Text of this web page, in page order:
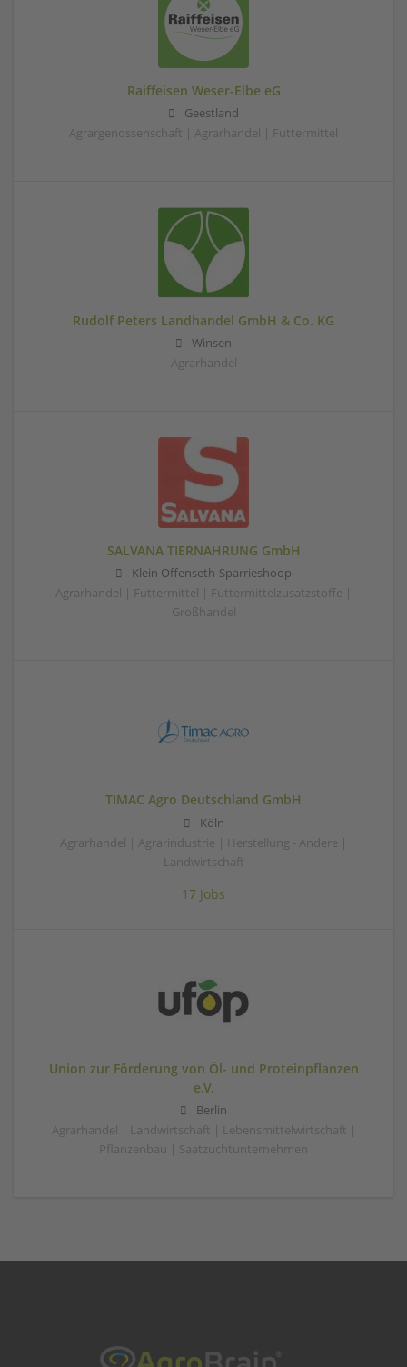
Raiffeisen Weser-Elbe eG
Geestland
Agrargenossenschaft | Agrarhandel | Futtermittel
Rudolf Peters Landhandel GmbH & Co. KG
Winsen
Agrarhandel
SALVANA TIERNAHRUNG GmbH
Klein Offenseth-Sparrieshoop
Agrarhandel | Futtermittel | Futtermittelzusatzstoffe |
Großhandel
TIMAC Agro Deutschland GmbH
Köln
Agrarhandel | Agrarindustrie | Herstellung - Andere |
Landwirtschaft
17 Jobs
Union zur Förderung von Öl- und Proteinpflanzen
e.V.
Berlin
Agrarhandel | Landwirtschaft | Lebensmittelwirtschaft |
Pflanzenbau | Saatzuchtunternehmen